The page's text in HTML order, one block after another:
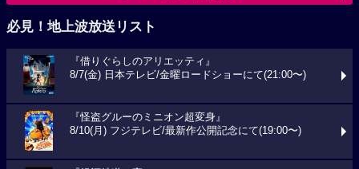
必見！地上波放送リスト
『借りぐらしのアリエッティ』
8/7(金) 日本テレビ/金曜ロードショーにて(21:00〜)
『怪盗グルーのミニオン超変身』
8/10(月) フジテレビ/最新作公開記念にて(19:00〜)